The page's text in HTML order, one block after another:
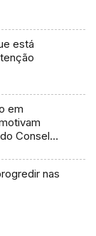
está
em
Conselho
nas